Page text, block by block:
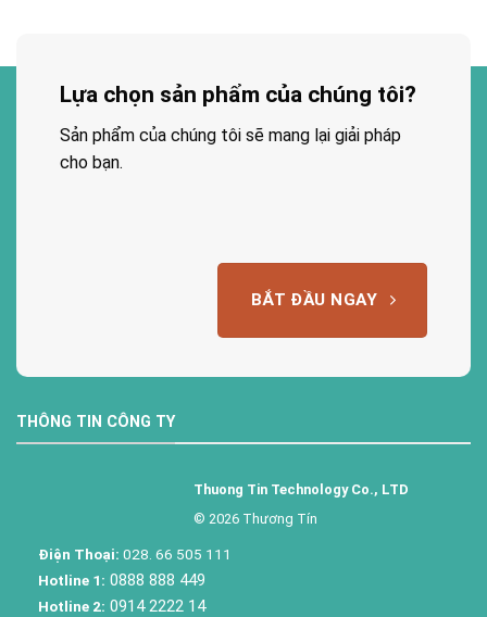
Lựa chọn sản phẩm của chúng tôi?
Sản phẩm của chúng tôi sẽ mang lại giải pháp
cho bạn.
BẮT ĐẦU NGAY
THÔNG TIN CÔNG TY
Thuong Tin Technology Co., LTD
© 2026 Thương Tín
Điện Thoại: 028. 66 505 111
Hotline 1: 0888 888 449
Hotline 2: 0914 2222 14